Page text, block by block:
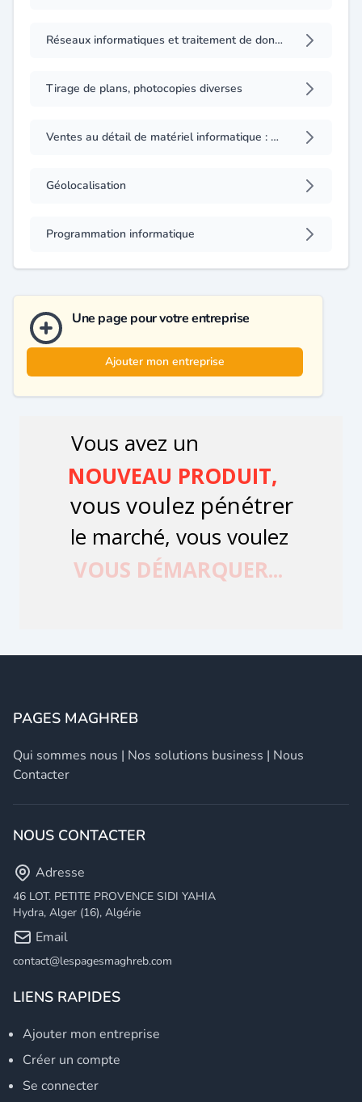
Réseaux informatiques et traitement de données (installation)
Tirage de plans, photocopies diverses
Ventes au détail de matériel informatique : ordinateurs, périphériques, consommables et accessoires
Géolocalisation
Programmation informatique
Une page pour votre entreprise
Ajouter mon entreprise
PAGES MAGHREB
Qui sommes nous | Nos solutions business | Nous
Contacter
NOUS CONTACTER
Adresse
46 LOT. PETITE PROVENCE SIDI YAHIA
Hydra, Alger (16), Algérie
Email
contact@lespagesmaghreb.com
LIENS RAPIDES
Ajouter mon entreprise
Créer un compte
Se connecter